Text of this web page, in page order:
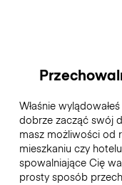
Właśnie
dobrze zacząć swój
masz możliwości od
mieszkaniu czy
spowalniające Cię
prosty sposób